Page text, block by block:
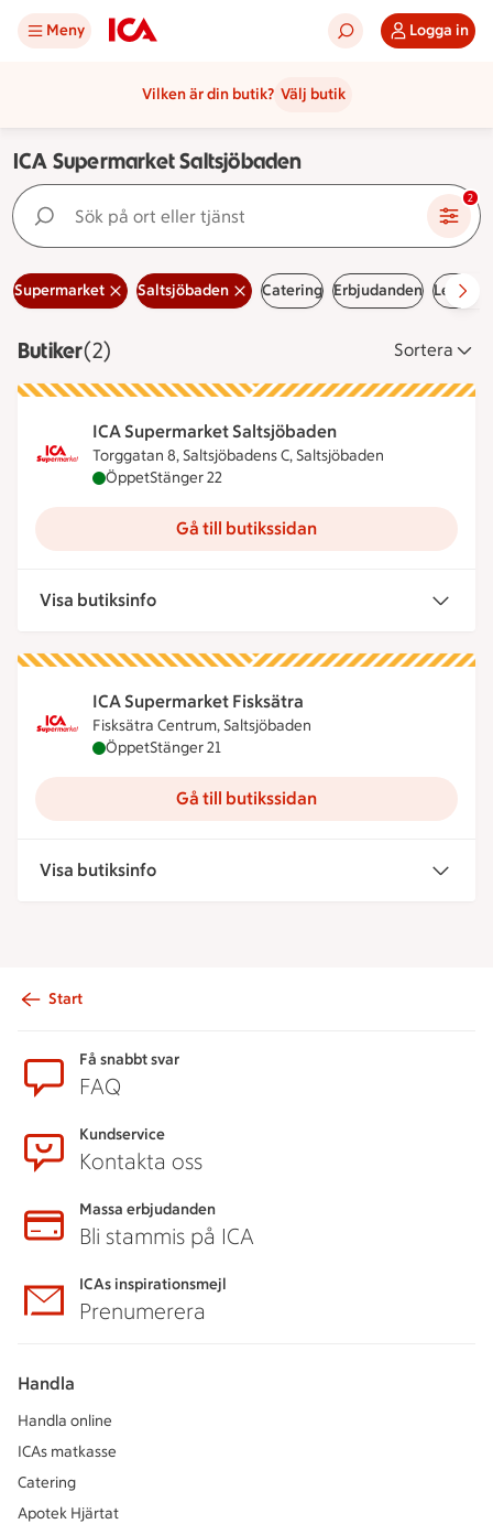
Meny Logga in
Vilken är din butik? Välj butik
ICA Supermarket Saltsjöbaden
Sök på ort eller tjänst 2
Supermarket Saltsjöbaden Catering Erbjudanden Lediga
ButikerVisar 2 stycken
(2) Sortera
ICA Supermarket Saltsjöbaden
Torggatan 8, Saltsjöbadens C, Saltsjöbaden
ICA Supermarket Saltsjöbaden är öppen nu,
ÖppetStänger 22
Gå till butikssidan
Visa butiksinfo
ICA Supermarket Fisksätra
Fisksätra Centrum, Saltsjöbaden
ICA Supermarket Fisksätra är öppen nu, stänger
ÖppetStänger 21
Gå till butikssidan
Visa butiksinfo
Start
Få snabbt svar
FAQ
Kundservice
Kontakta oss
Massa erbjudanden
Bli stammis på ICA
ICAs inspirationsmejl
Prenumerera
Handla
Handla online
ICAs matkasse
Catering
Apotek Hjärtat